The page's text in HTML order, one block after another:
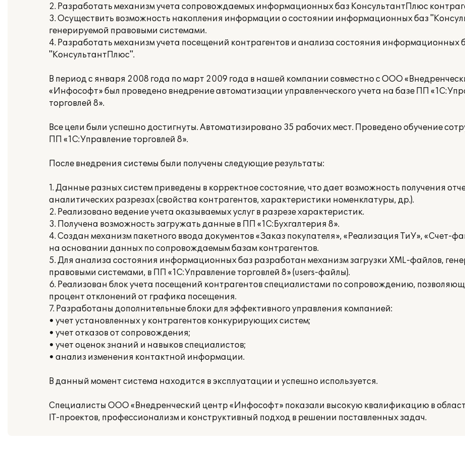
2. Разработать механизм учета сопровождаемых информационных баз КонсультантПлюс
3. Осуществить возможность накопления информации о состоянии информационных баз
генерируемой правовыми системами.
4. Разработать механизм учета посещений контрагентов и анализа состояния информационных
"КонсультантПлюс".
В период с января 2008 года по март 2009 года в нашей компании совместно с ООО
«Инфософт» был проведено внедрение автоматизации управленческого учета на базе ПП
торговлей 8».
Все цели были успешно достигнуты. Автоматизировано 35 рабочих мест. Проведено обучение
ПП «1С:Управление торговлей 8».
После внедрения системы были получены следующие результаты:
1. Данные разных систем приведены в корректное состояние, что дает возможность получения
аналитических разрезах (свойства контрагентов, характеристики номенклатуры, др.).
2. Реализовано ведение учета оказываемых услуг в разрезе характеристик.
3. Получена возможность загружать данные в ПП «1С:Бухгалтерия 8».
4. Создан механизм пакетного ввода документов «Заказ покупателя», «Реализация ТиУ», «Счет-
на основании данных по сопровождаемым базам контрагентов.
5. Для анализа состояния информационных баз разработан механизм загрузки XML-файлов,
правовыми системами, в ПП «1С:Управление торговлей 8» (users-файлы).
6. Реализован блок учета посещений контрагентов специалистами по сопровождению,
процент отклонений от графика посещения.
7. Разработаны дополнительные блоки для эффективного управления компанией:
• учет установленных у контрагентов конкурирующих систем;
• учет отказов от сопровождения;
• учет оценок знаний и навыков специалистов;
• анализ изменения контактной информации.
В данный момент система находится в эксплуатации и успешно используется.
Специалисты ООО «Внедренческий центр «Инфософт» показали высокую квалификацию в
IT-проектов, профессионализм и конструктивный подход в решении поставленных задач.